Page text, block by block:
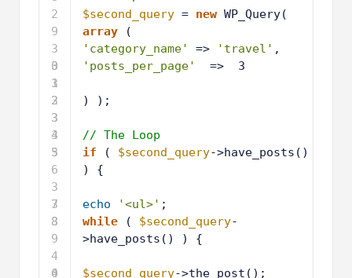
2
9
3
0
3
1
3
2
3
3
3
4
3
5
3
6
3
7
3
8
3
9
4
0
4
$second_query = new
array
(
'category_name'
=> 'travel' ,
'posts_per_page'
=>  3
) );
// The Loop
if
( $second_query->have_posts()
) {
echo '<ul>' ;
while
( $second_query-
>have_posts() ) {
$second_query->the_post();